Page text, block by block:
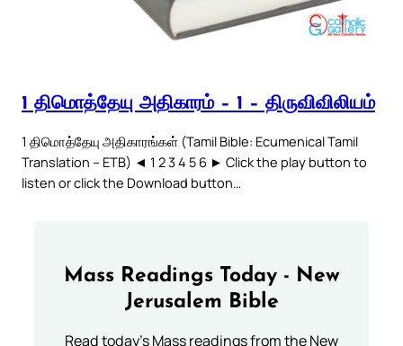
1 திமொத்தேயு அதிகாரம் – 1 – திருவிவிலியம்
1 திமொத்தேயு அதிகாரங்கள் (Tamil Bible: Ecumenical Tamil
Translation – ETB) ◄ 1 2 3 4 5 6 ► Click the play button to
listen or click the Download button…
Mass Readings Today - New
Jerusalem Bible
Read today's Mass readings from the New